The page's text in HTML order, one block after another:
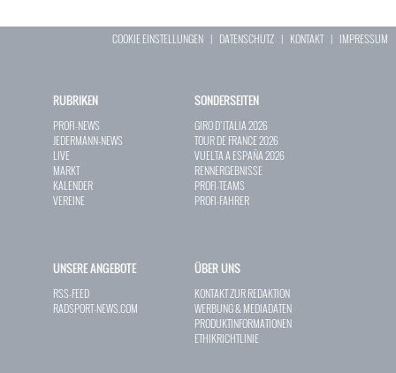
COOKIE EINSTELLUNGEN | DATENSCHUTZ | KONTAKT| IMPRESSUM
RUBRIKEN
PROFI-NEWS
JEDERMANN-NEWS
LIVE
MARKT
KALENDER
VEREINE
SONDERSEITEN
GIRO D`ITALIA 2026
TOUR DE FRANCE 2026
VUELTA A ESPAÑA 2026
RENNERGEBNISSE
PROFI-TEAMS
PROFI-FAHRER
UNSERE ANGEBOTE
RSS-FEED
RADSPORT-NEWS.COM
ÜBER UNS
KONTAKT ZUR REDAKTION
WERBUNG & MEDIADATEN
PRODUKTINFORMATIONEN
ETHIKRICHTLINIE